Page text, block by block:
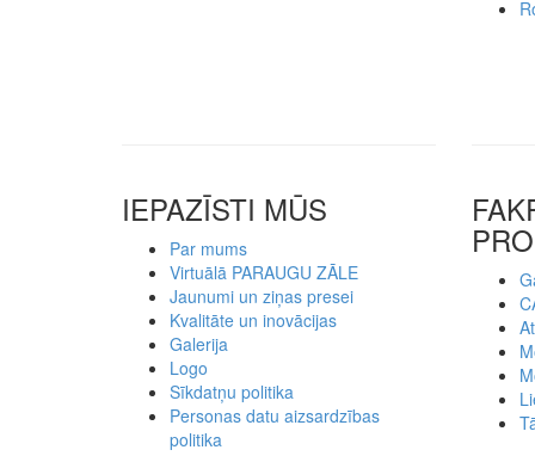
IEPAZĪSTI MŪS
Par mums
Virtuālā PARAUGU ZĀLE
Jaunumi un ziņas presei
Kvalitāte un inovācijas
Galerija
Logo
Sīkdatņu politika
Personas datu aizsardzības
politika